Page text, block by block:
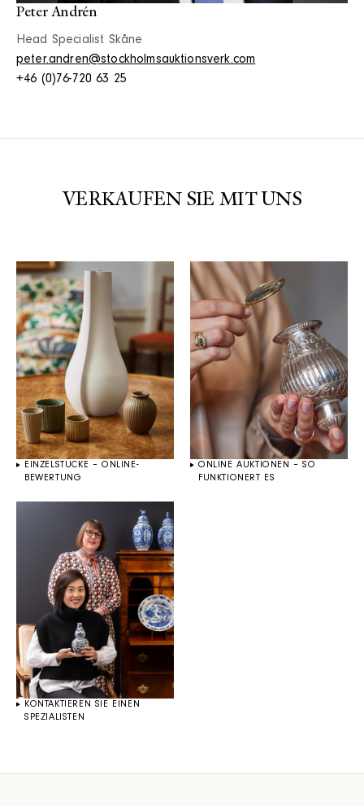
Peter Andrén
Head Specialist Skåne
peter.andren@stockholmsauktionsverk.com
+46 (0)76-720 63 25
VERKAUFEN SIE MIT UNS
EINZELSTÜCKE – ONLINE-
BEWERTUNG
ONLINE AUKTIONEN – SO
FUNKTIONERT ES
KONTAKTIEREN SIE EINEN
SPEZIALISTEN